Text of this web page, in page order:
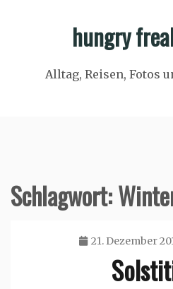
hungry
Alltag, Reisen, Fotos
Schlagwort:
21. Dezember